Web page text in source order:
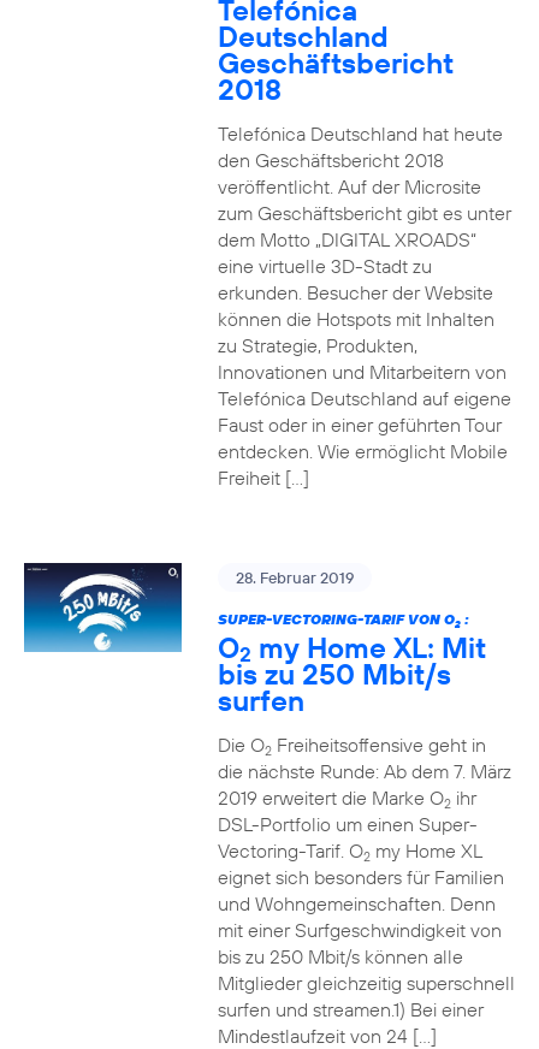
Telefónica
Deutschland
Geschäftsbericht
2018
Telefónica Deutschland hat heute
den Geschäftsbericht 2018
veröffentlicht. Auf der Microsite
zum Geschäftsbericht gibt es unter
dem Motto „DIGITAL XROADS“
eine virtuelle 3D-Stadt zu
erkunden. Besucher der Website
können die Hotspots mit Inhalten
zu Strategie, Produkten,
Innovationen und Mitarbeitern von
Telefónica Deutschland auf eigene
Faust oder in einer geführten Tour
entdecken. Wie ermöglicht Mobile
Freiheit […]
28. Februar 2019
SUPER-VECTORING-TARIF VON O2:
O2 my Home XL: Mit
bis zu 250 Mbit/s
surfen
Die O2Freiheitsoffensive geht in
die nächste Runde: Ab dem 7. März
2019 erweitert die Marke O2ihr
DSL-Portfolio um einen Super-
Vectoring-Tarif. O2my Home XL
eignet sich besonders für Familien
und Wohngemeinschaften. Denn
mit einer Surfgeschwindigkeit von
bis zu 250 Mbit/s können alle
Mitglieder gleichzeitig superschnell
surfen und streamen.1) Bei einer
Mindestlaufzeit von 24 […]